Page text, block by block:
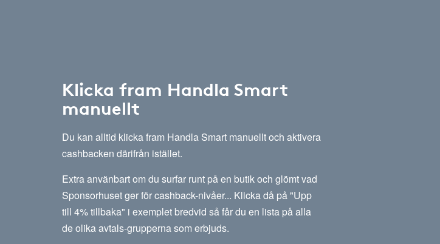
Klicka fram Handla Smart
manuellt
Du kan alltid klicka fram Handla Smart manuellt och aktivera
cashbacken därifrån istället.
Extra använbart om du surfar runt på en butik och glömt vad
Sponsorhuset ger för cashback-nivåer... Klicka då på "Upp
till 4% tillbaka" i exemplet bredvid så får du en lista på alla
de olika avtals-grupperna som erbjuds.